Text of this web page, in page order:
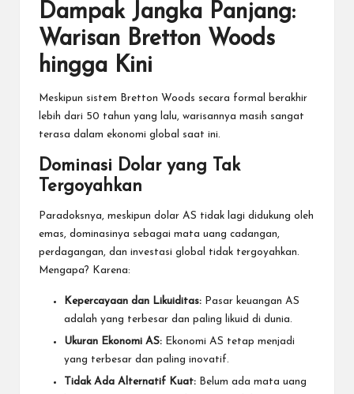
Dampak Jangka Panjang:
Warisan Bretton Woods
hingga Kini
Meskipun sistem Bretton Woods secara formal berakhir
lebih dari 50 tahun yang lalu, warisannya masih sangat
terasa dalam ekonomi global saat ini.
Dominasi Dolar yang Tak
Tergoyahkan
Paradoksnya, meskipun dolar AS tidak lagi didukung oleh
emas, dominasinya sebagai mata uang cadangan,
perdagangan, dan investasi global tidak tergoyahkan.
Mengapa? Karena:
Kepercayaan dan Likuiditas: Pasar keuangan AS
adalah yang terbesar dan paling likuid di dunia.
Ukuran Ekonomi AS: Ekonomi AS tetap menjadi
yang terbesar dan paling inovatif.
Tidak Ada Alternatif Kuat: Belum ada mata uang